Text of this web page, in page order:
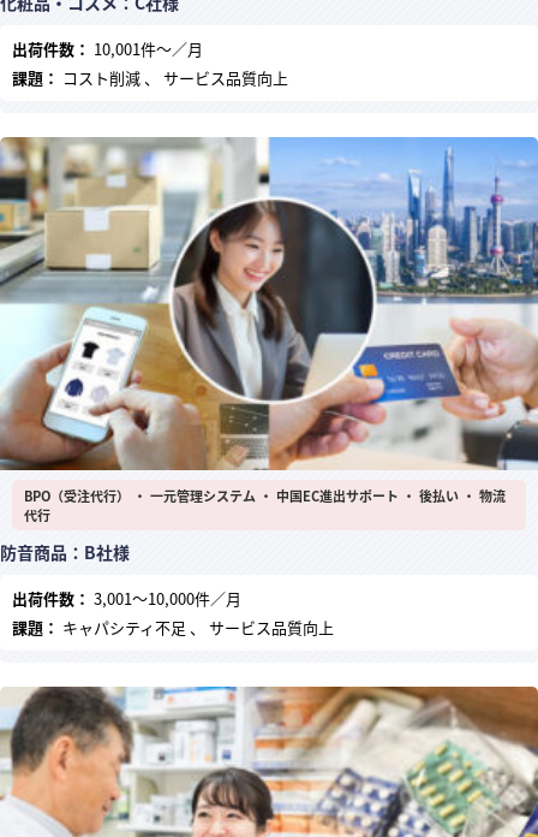
出荷件数： 10,001件～／月
課題： コスト削減 、 サービス品質向上
BPO（受注代行） ・ 一元管理システム ・ 中国EC進出サポート ・ 後払い ・ 物流
代行
防音商品：B社様
出荷件数： 3,001～10,000件／月
課題： キャパシティ不足 、 サービス品質向上